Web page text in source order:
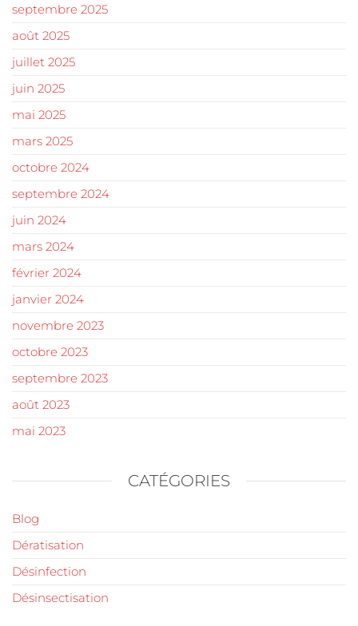
septembre 2025
août 2025
juillet 2025
juin 2025
mai 2025
mars 2025
octobre 2024
septembre 2024
juin 2024
mars 2024
février 2024
janvier 2024
novembre 2023
octobre 2023
septembre 2023
août 2023
mai 2023
CATÉGORIES
Blog
Dératisation
Désinfection
Désinsectisation